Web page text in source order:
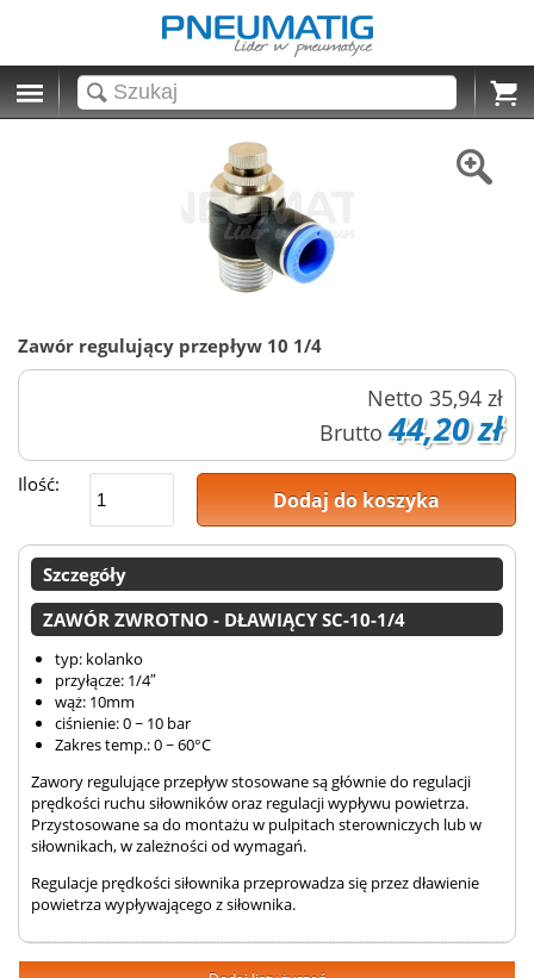
Cart
Zawór regulujący przepływ 10 1/4
Netto 35,94 zł
Brutto 44,20 zł
Ilość:
Dodaj do koszyka
Szczegóły
ZAWÓR ZWROTNO - DŁAWIĄCY SC-10-1/4
typ: kolanko
przyłącze: 1/4″
wąż: 10mm
ciśnienie: 0 ~ 10 bar
Zakres temp.: 0 ~ 60°C
Zawory regulujące przepływ stosowane są głównie do regulacji
prędkości ruchu siłowników oraz regulacji wypływu powietrza.
Przystosowane sa do montażu w pulpitach sterowniczych lub w
siłownikach, w zależności od wymagań.
Regulacje prędkości siłownika przeprowadza się przez dławienie
powietrza wypływającego z siłownika.